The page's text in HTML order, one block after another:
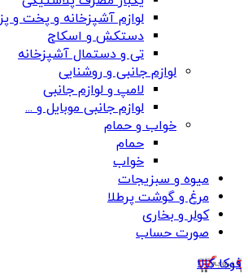
لوازم آشپزخانه و پخت و پز
دستکش و اسکاج
تی و دستمال آشپزخانه
لوازم جانبی و روشنایی
لامپ و لوازم جانبی
لوازم جانبی موبایل و ...
خواب و حمام
حمام
خواب
میوه و سبزیجات
مرغ و گوشت پرطلا
کولر و بخاری
صورت حساب
فوکا کالا